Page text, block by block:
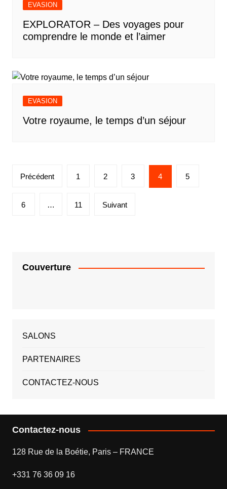
EVASION
EXPLORATOR – Des voyages pour
comprendre le monde et l’aimer
EVASION
Votre royaume, le temps d’un séjour
Pagination
publications
Précédent 1 2 3 4 5
6 … 11 Suivant
Couverture
SALONS
PARTENAIRES
CONTACTEZ-NOUS
Contactez-nous
128 Rue de la Boétie, Paris – FRANCE
+331 76 36 09 16